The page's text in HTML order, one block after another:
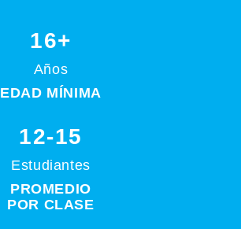
16+
Años
EDAD MÍNIMA
12-15
Estudiantes
PROMEDIO
POR CLASE